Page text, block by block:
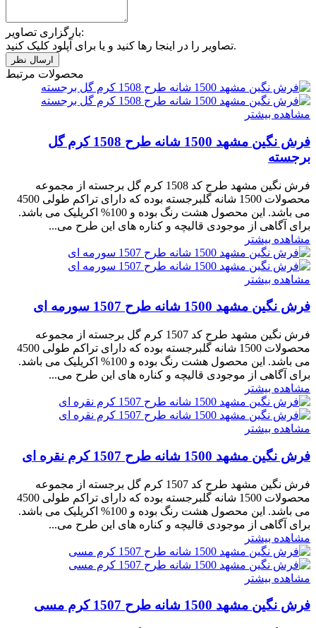
بارگزاری تصاویر:
تصاویر را در اینجا رها کنید و یا برای آپلود کلیک کنید.
محصولات مرتبط
مشاهده بیشتر
فرش نگین مشهد 1500 شانه طرح 1508 کرم گل
برجسته
فرش نگین مشهد طرح کد 1508 کرم گل برجسته از مجموعه
محصولات 1500 شانه گلبرجسته بوده که دارای تراکم طولی 4500
می باشد. این محصول هشت رنگ بوده و 100% اکریلیک می باشد.
برای آگاهی از موجودی قالیچه و کناره های این طرح می...
مشاهده بیشتر
مشاهده بیشتر
فرش نگین مشهد 1500 شانه طرح 1507 سورمه ای
فرش نگین مشهد طرح کد 1507 کرم گل برجسته از مجموعه
محصولات 1500 شانه گلبرجسته بوده که دارای تراکم طولی 4500
می باشد. این محصول هشت رنگ بوده و 100% اکریلیک می باشد.
برای آگاهی از موجودی قالیچه و کناره های این طرح می...
مشاهده بیشتر
مشاهده بیشتر
فرش نگین مشهد 1500 شانه طرح 1507 کرم نقره ای
فرش نگین مشهد طرح کد 1507 کرم گل برجسته از مجموعه
محصولات 1500 شانه گلبرجسته بوده که دارای تراکم طولی 4500
می باشد. این محصول هشت رنگ بوده و 100% اکریلیک می باشد.
برای آگاهی از موجودی قالیچه و کناره های این طرح می...
مشاهده بیشتر
مشاهده بیشتر
فرش نگین مشهد 1500 شانه طرح 1507 کرم مسی